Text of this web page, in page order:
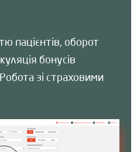
пацієнтів, оборот
бонусів
зі страховими